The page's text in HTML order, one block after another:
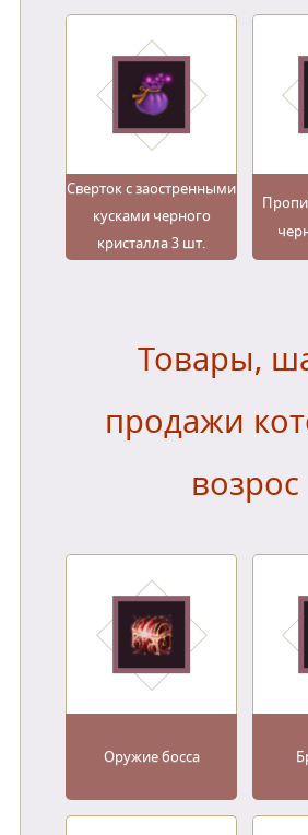
Сверток с заостренными
кусками черного
кристалла 3 шт.
Товары,
продажи
возрос
Оружие босса